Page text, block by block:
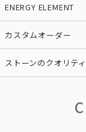
ENERGY ELEMENT
カスタムオーダー
ストーンのクオリテ